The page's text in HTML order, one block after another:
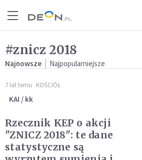
#znicz 2018
Najnowsze Najpopularniejsze
7 lat temu KOŚCIÓŁ
KAI / kk
Rzecznik KEP o akcji
"ZNICZ 2018": te dane
statystyczne są